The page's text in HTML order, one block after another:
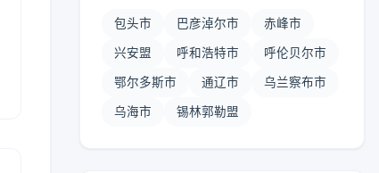
包头市 巴彦淖尔市 赤峰市
兴安盟 呼和浩特市 呼伦贝尔市
鄂尔多斯市 通辽市 乌兰察布市
乌海市 锡林郭勒盟